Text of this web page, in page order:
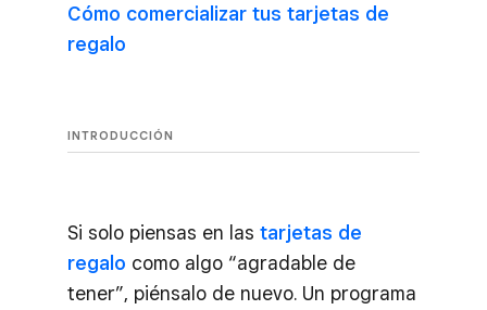
Cómo comercializar tus tarjetas de
regalo
INTRODUCCIÓN
Si solo piensas en las tarjetas de
regalo como algo “agradable de
tener”, piénsalo de nuevo. Un programa